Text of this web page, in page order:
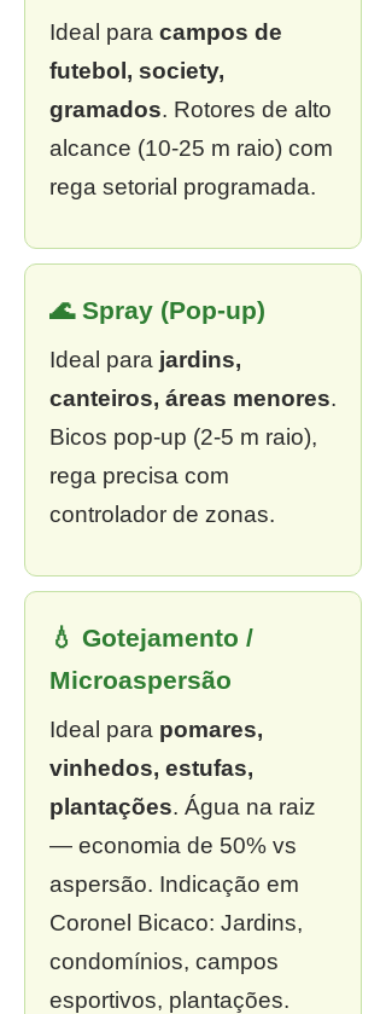
Ideal para campos de
futebol, society,
gramados. Rotores de alto
alcance (10-25 m raio) com
rega setorial programada.
🌊 Spray (Pop-up)
Ideal para jardins,
canteiros, áreas menores.
Bicos pop-up (2-5 m raio),
rega precisa com
controlador de zonas.
💧 Gotejamento /
Microaspersão
Ideal para pomares,
vinhedos, estufas,
plantações. Água na raiz
— economia de 50% vs
aspersão. Indicação em
Coronel Bicaco: Jardins,
condomínios, campos
esportivos, plantações.